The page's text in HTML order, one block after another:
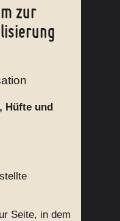
zur
Hüfte und
Seite, in dem